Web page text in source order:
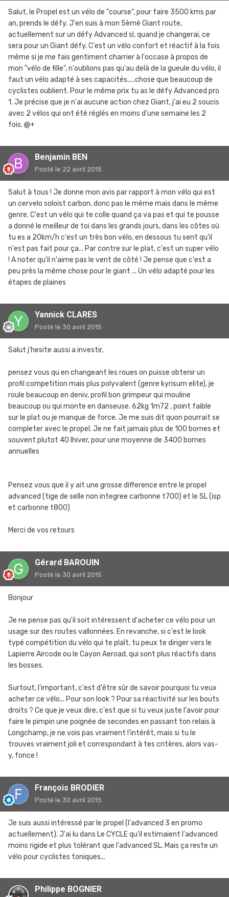
Salut, le Propel est un vélo de "course", pour faire 3500 kms par
an, prends le défy. J'en suis à mon 5èmè Giant route,
actuellement sur un défy Advanced sl, quand je changerai, ce
sera pour un Giant défy. C'est un vélo confort et réactif à la fois
même si je me fais gentiment charrier à l'occase à propos de
mon "vélo de fille", n'oublions pas qu'au delà de la gueule du vélo, il
faut un vélo adapté à ses capacités.....chose que beaucoup de
cyclistes oublient. Pour le même prix tu as le défy Advanced pro
1. Je précise que je n'ai aucune action chez Giant, j'ai eu 2 soucis
avec 2 vélos qui ont été réglés en moins d'une semaine les 2
fois. @+
Benjamin BEN
Posté le 22 avril 2015
Salut à tous ! Je donne mon avis par rapport à mon vélo qui est
un cervelo soloist carbon, donc pas le même mais dans le même
genre. C'est un vélo qui te colle quand ça va pas et qui te pousse
a donné le meilleur de toi dans les grands jours, dans les côtes où
tu es a 20km/h c'est un très bon vélo, en dessous tu sent qu'il
n'est pas fait pour ça... Par contre sur le plat, c'est un super vélo
! A noter qu'il n'aime pas le vent de côté ! Je pense que c'est a
peu près la même chose pour le giant ... Un vélo adapté pour les
étapes de plaines
Yannick CLARES
Posté le 30 avril 2015
Salut j'hesite aussi a investir,
pensez vous qu en changeant les roues on puisse obtenir un
profil competition mais plus polyvalent (genre kyrisum elite), je
roule beaucoup en deniv, profil bon grimpeur qui mouline
beaucoup ou qui monte en danseuse. 62kg 1m72 , point faible
sur le plat ou je manque de force. Je me suis dit quon pourrait se
completer avec le propel. Je ne fait jamais plus de 100 bornes et
souvent plutot 40 lhiver, pour une moyenne de 3400 bornes
annuelles
Pensez vous que il y ait une grosse difference entre le propel
advanced (tige de selle non integree carbonne t700) et le SL (isp
et carbonne t800)
Merci de vos retours
Gérard BAROUIN
Posté le 30 avril 2015
Bonjour
Je ne pense pas qu'il soit intéressent d'acheter ce vélo pour un
usage sur des routes vallonnées. En revanche, si c'est le look
typé compétition du vélo qui te plaît, tu peux te diriger vers le
Lapierre Aircode ou le Cayon Aeroad, qui sont plus réactifs dans
les bosses.
Surtout, l'important, c'est d'être sûr de savoir pourquoi tu veux
acheter ce vélo... Pour son look ? Pour sa réactivité sur les bouts
droits ? Ce que je veux dire, c'est que si tu veux juste l'avoir pour
faire le pimpin une poignée de secondes en passant ton relais à
Longchamp, je ne vois pas vraiment l’intérêt, mais si tu le
trouves vraiment joli et correspondant à tes critères, alors vas-
y, fonce !
François BRODIER
Posté le 30 avril 2015
Je suis aussi intéressé par le propel (l'advanced 3 en promo
actuellement). J'ai lu dans Le CYCLE qu'il estimaient l'advanced
moins rigide et plus tolérant que l'advanced SL. Mais ça reste un
vélo pour cyclistes toniques...
Philippe BOGNIER